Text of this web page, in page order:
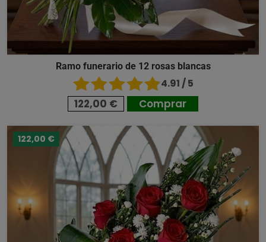
Ramo funerario de 12 rosas blancas
4.91 / 5
122,00 € Comprar
122,00 €